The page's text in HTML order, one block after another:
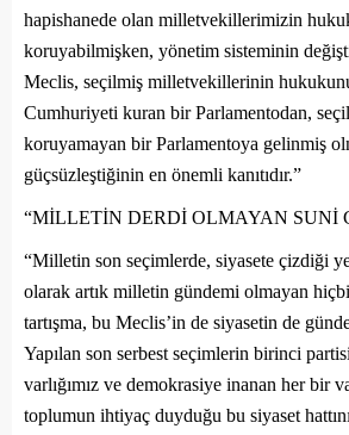
hapishanede olan milletvekillerimizin
koruyabilmişken, yönetim sisteminin
Meclis, seçilmiş milletvekillerinin
Cumhuriyeti kuran bir Parlamentodan,
koruyamayan bir Parlamentoya gelinmiş
güçsüzleştiğinin en önemli kanıtıdır.”
“MİLLETİN DERDİ OLMAYAN SUNİ
“Milletin son seçimlerde, siyasete çizdiği
olarak artık milletin gündemi olmayan
tartışma, bu Meclis’in de siyasetin de
Yapılan son serbest seçimlerin birinci
varlığımız ve demokrasiye inanan her bir
toplumun ihtiyaç duyduğu bu siyaset